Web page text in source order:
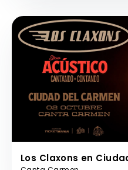
Los Claxons en